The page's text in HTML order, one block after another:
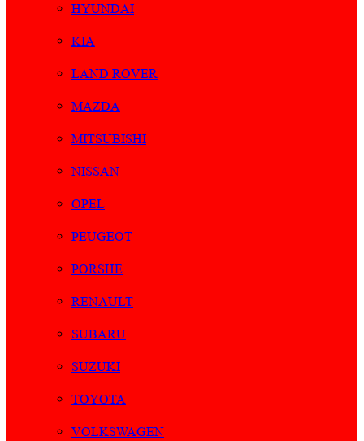
HYUNDAI
KIA
LAND ROVER
MAZDA
MITSUBISHI
NISSAN
OPEL
PEUGEOT
PORSHE
RENAULT
SUBARU
SUZUKI
TOYOTA
VOLKSWAGEN